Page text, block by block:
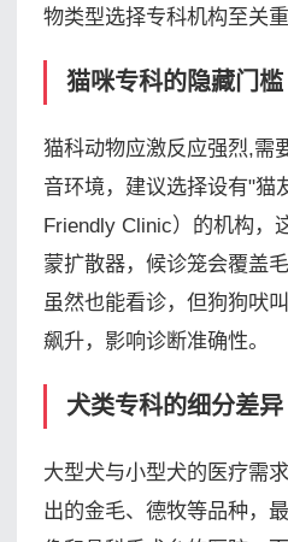
物类型选择专科机构至关重
猫咪专科的隐藏门槛
猫科动物应激反应强烈,需
音环境，建议选择设有"猫
Friendly Clinic）的机构，
蒙扩散器，候诊笼会覆盖
虽然也能看诊，但狗狗吠
飙升，影响诊断准确性。
犬类专科的细分差异
大型犬与小型犬的医疗需
出的金毛、德牧等品种，